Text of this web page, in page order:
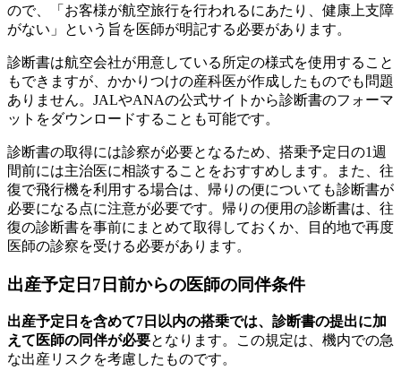
ので、「お客様が航空旅行を行われるにあたり、健康上支障
がない」という旨を医師が明記する必要があります。
診断書は航空会社が用意している所定の様式を使用すること
もできますが、かかりつけの産科医が作成したものでも問題
ありません。JALやANAの公式サイトから診断書のフォーマ
ットをダウンロードすることも可能です。
診断書の取得には診察が必要となるため、搭乗予定日の1週
間前には主治医に相談することをおすすめします。また、往
復で飛行機を利用する場合は、帰りの便についても診断書が
必要になる点に注意が必要です。帰りの便用の診断書は、往
復の診断書を事前にまとめて取得しておくか、目的地で再度
医師の診察を受ける必要があります。
出産予定日7日前からの医師の同伴条件
出産予定日を含めて7日以内の搭乗では、診断書の提出に加
えて医師の同伴が必要となります。この規定は、機内での急
な出産リスクを考慮したものです。